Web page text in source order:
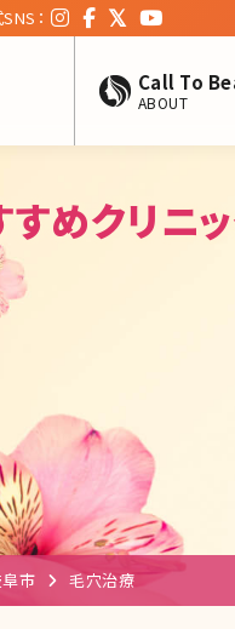
：
Call To
ABOUT
めクリニ
市 毛穴治療